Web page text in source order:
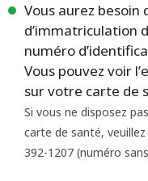
Vous aurez
d’immatriculation
numéro
Vous pouvez voir
sur votre carte de
Si vous ne disposez
carte de santé,
392-1207 (numéro